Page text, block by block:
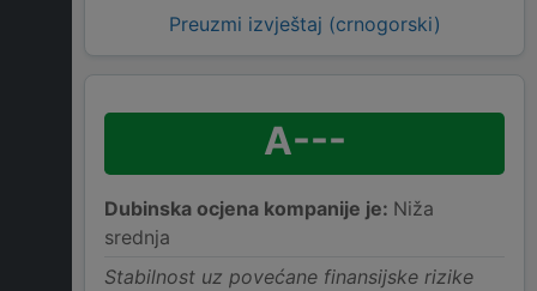
Preuzmi izvještaj (crnogorski)
A---
Dubinska ocjena kompanije je: Niža
srednja
Stabilnost uz povećane finansijske rizike